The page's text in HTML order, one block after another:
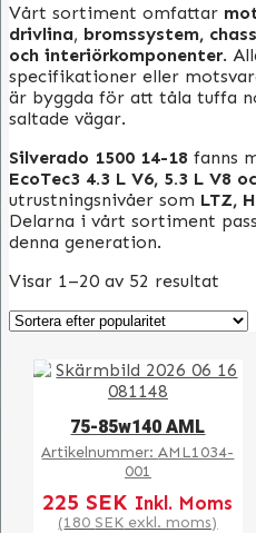
Vårt sortiment omfattar
drivlina, bromssystem,
och interiörkomponenter.
specifikationer eller
är byggda för att tåla tuffa
saltade vägar.
Silverado 1500 14-18 fanns
EcoTec3 4.3 L V6, 5.3 L V8
utrustningsnivåer som LTZ,
Delarna i vårt sortiment
denna generation.
Visar 1–20 av 52 resultat
75-85w140 AML
Artikelnummer:AML1034-
001
225 SEK Inkl. Moms
(180 SEK exkl. moms)